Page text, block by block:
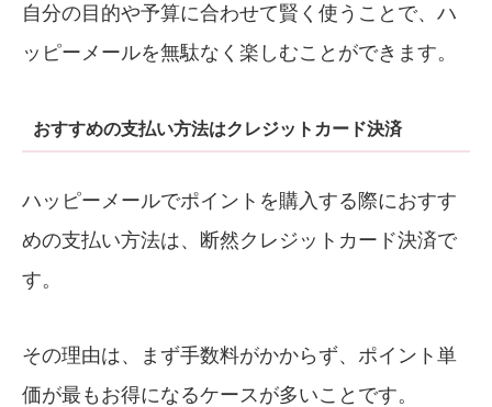
自分の目的や予算に合わせて賢く使うことで、ハ
ッピーメールを無駄なく楽しむことができます。
おすすめの支払い方法はクレジットカード決済
ハッピーメールでポイントを購入する際におすす
めの支払い方法は、断然クレジットカード決済で
す。
その理由は、まず手数料がかからず、ポイント単
価が最もお得になるケースが多いことです。